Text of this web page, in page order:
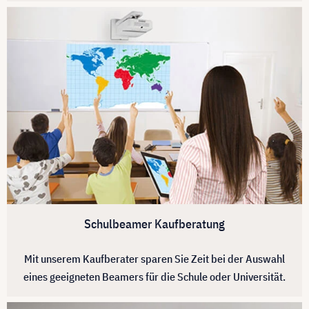
Schulbeamer Kaufberatung
Mit unserem Kaufberater sparen Sie Zeit bei der Auswahl
eines geeigneten Beamers für die Schule oder Universität.